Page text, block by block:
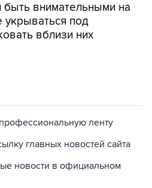
внимательными на
укрываться под
вблизи них
ленту
главных новостей сайта
новости в официальном